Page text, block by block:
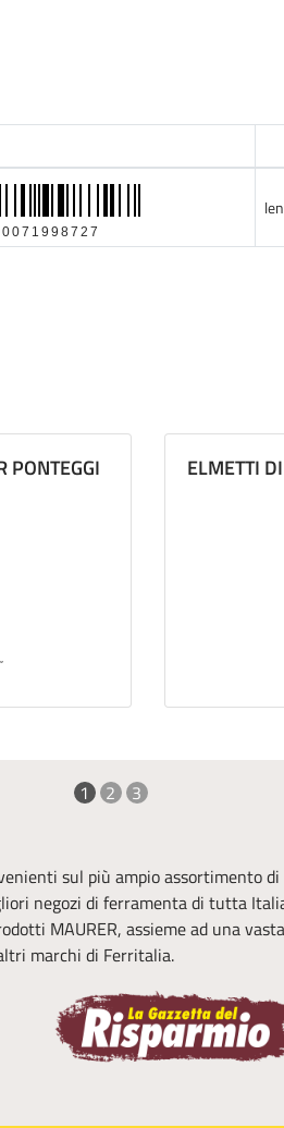
PONTEGGI ELMETTI
1 2 3
sul più ampio assortimento di
negozi di ferramenta di tutta
MAURER, assieme ad una
marchi di Ferritalia.